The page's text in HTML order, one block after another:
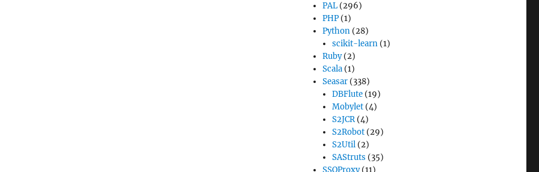
PAL (296)
PHP (1)
Python (28)
scikit-learn (1)
Ruby(2)
Scala (1)
Seasar (338)
DBFlute (19)
Mobylet (4)
S2JCR(4)
S2Robot (29)
S2Util (2)
SAStruts (35)